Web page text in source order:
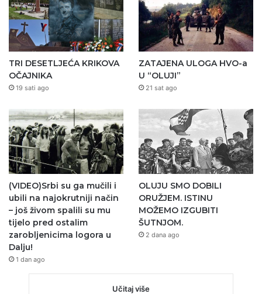
TRI DESETLJEĆA KRIKOVA
OČAJNIKA
19 sati ago
ZATAJENA ULOGA HVO-a
U “OLUJI”
21 sat ago
(VIDEO)Srbi su ga mučili i
ubili na najokrutniji način
– još živom spalili su mu
tijelo pred ostalim
zarobljenicima logora u
Dalju!
1 dan ago
OLUJU SMO DOBILI
ORUŽJEM. ISTINU
MOŽEMO IZGUBITI
ŠUTNJOM.
2 dana ago
Učitaj više